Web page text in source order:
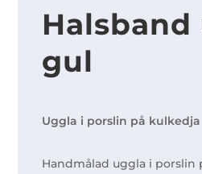
Halsband
gul
Uggla i porslin på kulkedja
Handmålad uggla i porslin